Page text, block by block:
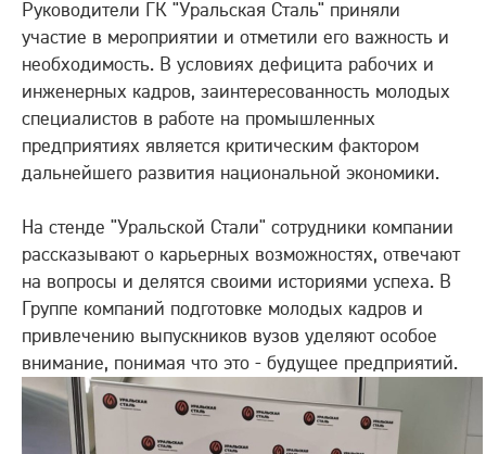
Руководители ГК "Уральская Сталь" приняли
участие в мероприятии и отметили его важность и
необходимость. В условиях дефицита рабочих и
инженерных кадров, заинтересованность молодых
специалистов в работе на промышленных
предприятиях является критическим фактором
дальнейшего развития национальной экономики.
На стенде "Уральской Стали" сотрудники компании
рассказывают о карьерных возможностях, отвечают
на вопросы и делятся своими историями успеха. В
Группе компаний подготовке молодых кадров и
привлечению выпускников вузов уделяют особое
внимание, понимая что это - будущее предприятий.